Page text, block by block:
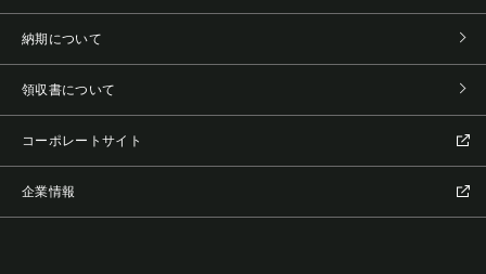
納期について
領収書について
コーポレートサイト
企業情報